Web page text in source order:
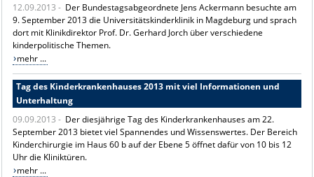
12.09.2013 - Der Bundestagsabgeordnete Jens Ackermann besuchte am
9. September 2013 die Universitätskinderklinik in Magdeburg und sprach
dort mit Klinikdirektor Prof. Dr. Gerhard Jorch über verschiedene
kinderpolitische Themen.
mehr ...
Tag des Kinderkrankenhauses 2013 mit viel Informationen und
Unterhaltung
09.09.2013 - Der diesjährige Tag des Kinderkrankenhauses am 22.
September 2013 bietet viel Spannendes und Wissenswertes. Der Bereich
Kinderchirurgie im Haus 60 b auf der Ebene 5 öffnet dafür von 10 bis 12
Uhr die Kliniktüren.
mehr ...